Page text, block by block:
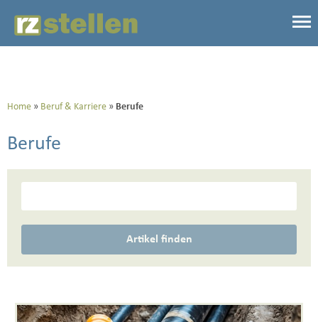
Home Beruf & Karriere Berufe
Berufe
Artikel finden